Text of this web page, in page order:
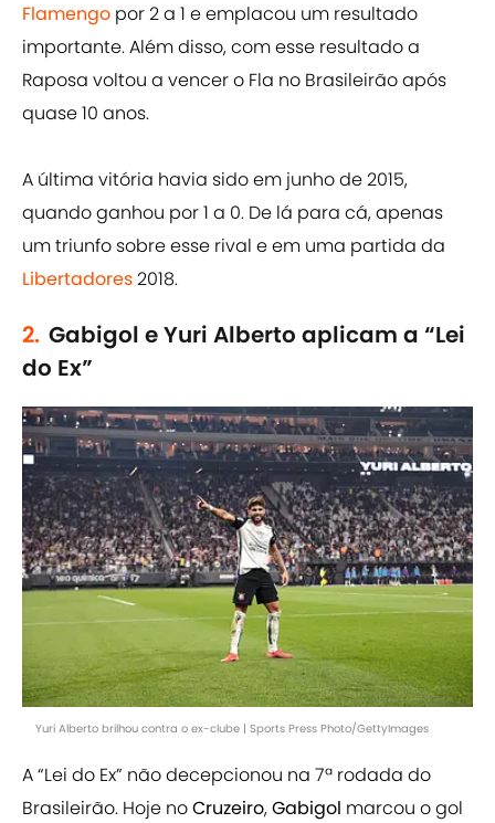
Flamengo por 2 a 1 e emplacou um resultado
importante. Além disso, com esse resultado a
Raposa voltou a vencer o Fla no Brasileirão após
quase 10 anos.
A última vitória havia sido em junho de 2015,
quando ganhou por 1 a 0. De lá para cá, apenas
um triunfo sobre esse rival e em uma partida da
Libertadores2018.
2. Gabigol e Yuri Alberto aplicam a “Lei
do Ex”
Yuri Alberto brilhou contra o ex-clube | Sports Press Photo/GettyImages
A “Lei do Ex” não decepcionou na 7ª rodada do
Brasileirão. Hoje noCruzeiro,Gabigol marcou o gol